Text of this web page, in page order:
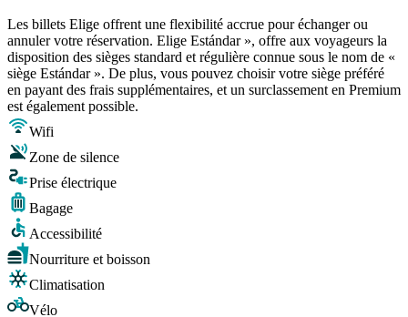
Les billets Elige offrent une flexibilité accrue pour échanger ou
annuler votre réservation. Elige Estándar », offre aux voyageurs la
disposition des sièges standard et régulière connue sous le nom de «
siège Estándar ». De plus, vous pouvez choisir votre siège préféré
en payant des frais supplémentaires, et un surclassement en Premium
est également possible.
Wifi
Zone de silence
Prise électrique
Bagage
Accessibilité
Nourriture et boisson
Climatisation
Vélo